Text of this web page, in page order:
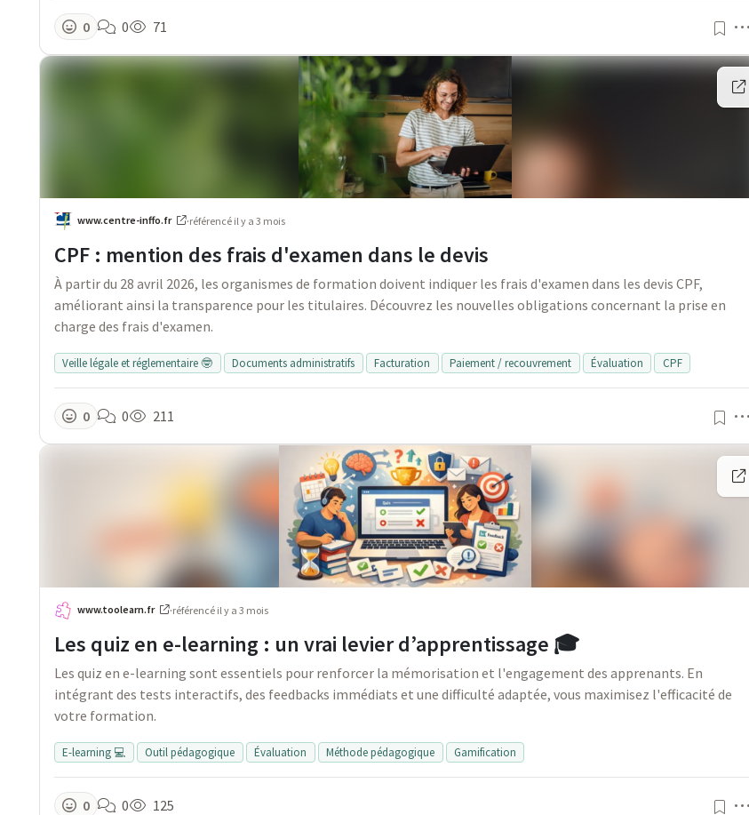
0 0 71
www.centre-inffo.fr ·référencé il y a 3 mois
CPF : mention des frais d'examen dans le devis
À partir du 28 avril 2026, les organismes de formation doivent indiquer les frais d'examen dans les devis CPF,
améliorant ainsi la transparence pour les titulaires. Découvrez les nouvelles obligations concernant la prise en
charge des frais d'examen.
Veille légale et réglementaire 🤓 Documents administratifs Facturation Paiement / recouvrement Évaluation CPF
0 0 211
www.toolearn.fr ·référencé il y a 3 mois
Les quiz en e-learning : un vrai levier d’apprentissage 🎓
Les quiz en e-learning sont essentiels pour renforcer la mémorisation et l'engagement des apprenants. En
intégrant des tests interactifs, des feedbacks immédiats et une difficulté adaptée, vous maximisez l'efficacité de
votre formation.
E-learning 💻 Outil pédagogique Évaluation Méthode pédagogique Gamification
0 0 125